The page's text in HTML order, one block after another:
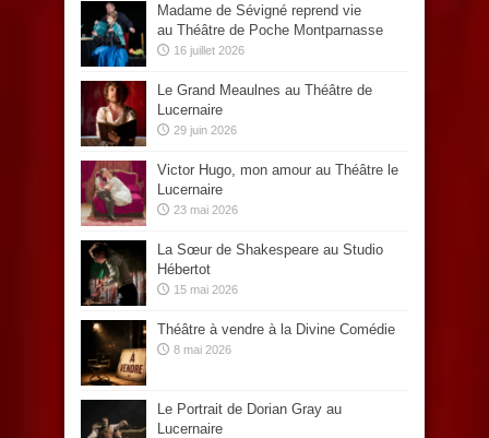
Madame de Sévigné reprend vie
au Théâtre de Poche Montparnasse
16 juillet 2026
Le Grand Meaulnes au Théâtre de
Lucernaire
29 juin 2026
Victor Hugo, mon amour au Théâtre le
Lucernaire
23 mai 2026
La Sœur de Shakespeare au Studio
Hébertot
15 mai 2026
Théâtre à vendre à la Divine Comédie
8 mai 2026
Le Portrait de Dorian Gray au
Lucernaire